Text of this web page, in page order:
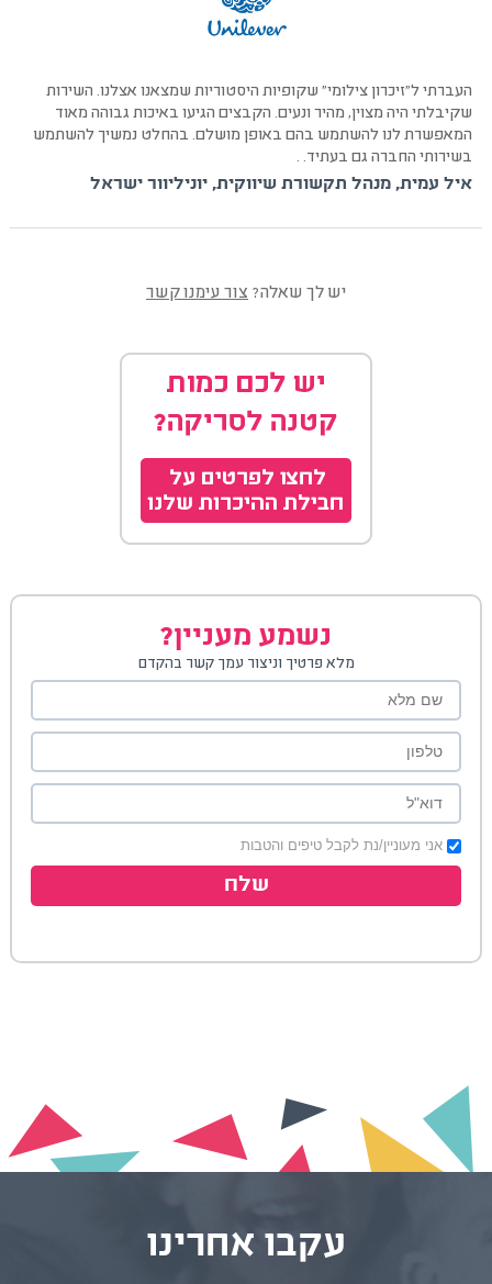
העברתי ל"זיכרון צילומי" שקופיות היסטוריות שמצאנו אצלנו. השירות
שקיבלתי היה מצוין, מהיר ונעים. הקבצים הגיעו באיכות גבוהה מאוד
המאפשרת לנו להשתמש בהם באופן מושלם. בהחלט נמשיך להשתמש
בשירותי החברה גם בעתיד. .
איל עמית, מנהל תקשורת שיווקית, יוניליוור ישראל
יש לך שאלה? צור עימנו קשר
נשמע מעניין?
מלא פרטיך וניצור עמך קשר בהקדם
אני מעוניין/נת לקבל טיפים והטבות
שלח
עקבו אחרינו